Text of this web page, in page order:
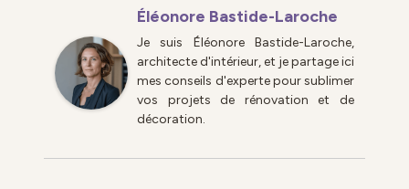
Éléonore Bastide-Laroche
Je suis Éléonore Bastide-Laroche,
architecte d'intérieur, et je partage ici
mes conseils d'experte pour sublimer
vos projets de rénovation et de
décoration.